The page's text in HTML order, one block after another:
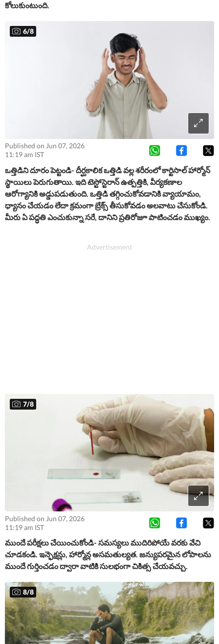
కోలుకుంటుంది.
6/8
Published on Jun 07, 2026
11:19 am IST
ఒత్తిడిని దూరం పెట్టండి- దీర్ఘకాలిక ఒత్తిడి వల్ల శరీరంలో కార్టిసాల్ హార్మోన్
స్థాయిలు పెరుగుతాయి. ఇది టెస్టోస్టెరాన్ ఉత్పత్తికి, వీర్యకణాల
ఆరోగ్యానికి అడ్డుపడుతుంది. ఒత్తిడి తగ్గించుకోవడానికి వ్యాయామం,
ధ్యానం చేయడం లేదా క్రమంగా బ్రేక్స్ తీసుకోవడం అలవాటు చేసుకోండి.
మీరు ఏ పద్ధతి ఎంచుకున్నా సరే, దానిని ప్రతిరోజూ పాటించడం ముఖ్యం.
7/8
Published on Jun 07, 2026
11:19 am IST
ముందే పరీక్షలు చేయించుకోండి- సమస్యలు ముదిరిపోయే వరకు వేచి
చూడకండి. ఇన్ఫెక్షన్లు, హార్మోన్ల అసమతుల్యత. జన్యుపరమైన లోపాలను
ముందే గుర్తించడం ద్వారా వాటికి సులభంగా చికిత్స చేయవచ్చు.
8/8